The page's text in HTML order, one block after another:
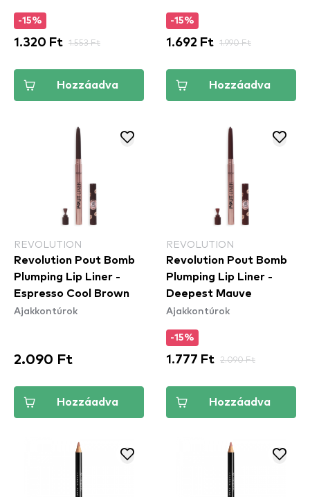
-15%
1.320 Ft 1.553 Ft
Hozzáadva
-15%
1.692 Ft 1.990 Ft
Hozzáadva
REVOLUTION
Revolution Pout Bomb
Plumping Lip Liner -
Espresso Cool Brown
Ajakkontúrok
2.090 Ft
Hozzáadva
REVOLUTION
Revolution Pout Bomb
Plumping Lip Liner -
Deepest Mauve
Ajakkontúrok
-15%
1.777 Ft 2.090 Ft
Hozzáadva